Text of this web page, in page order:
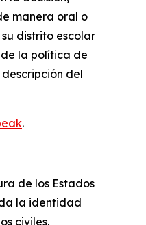
manera oral o
distrito escolar
la política de
del
.
de los Estados
la identidad
civiles.